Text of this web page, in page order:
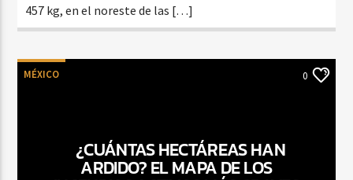
457 kg, en el noreste de las […]
MÉXICO 0
¿CUÁNTAS HECTÁREAS HAN
ARDIDO? EL MAPA DE LOS